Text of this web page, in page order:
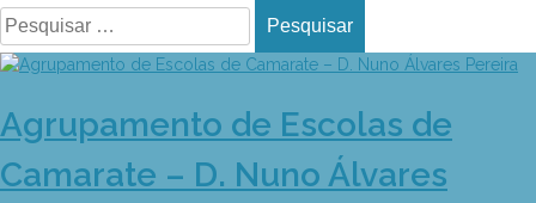
Pesquisar
por:
Skip
content
Agrupamento de Escolas de
Camarate – D. Nuno Álvares